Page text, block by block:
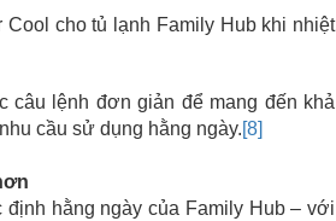
Cool cho tủ lạnh Family Hub khi nhiệt
câu lệnh đơn giản để mang đến khả
cầu sử dụng hằng ngày. [8]
hằng ngày của Family Hub – với